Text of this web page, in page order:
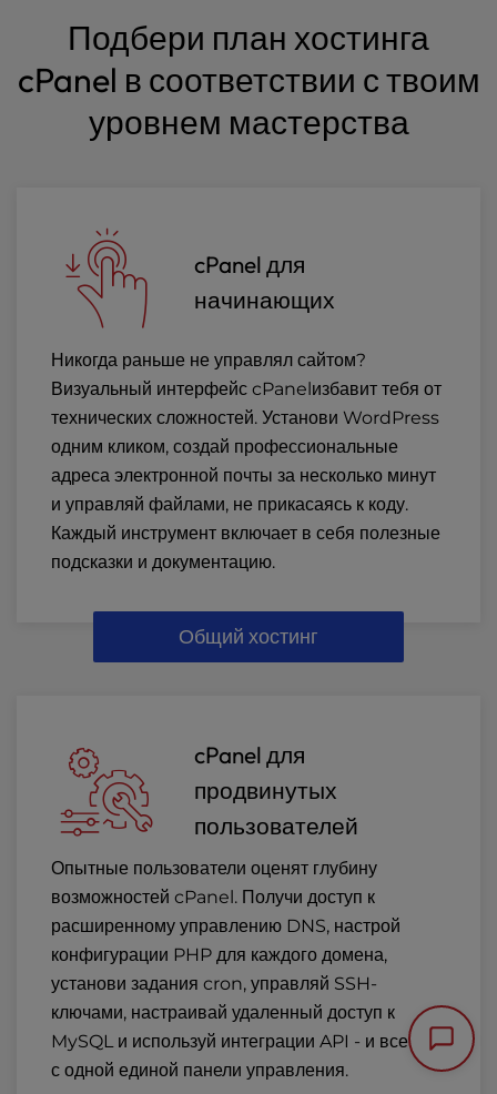
Подбери план хостинга
cPanel в соответствии с твоим
уровнем мастерства
cPanel для
начинающих
Никогда раньше не управлял сайтом?
Визуальный интерфейс cPanelизбавит тебя от
технических сложностей. Установи WordPress
одним кликом, создай профессиональные
адреса электронной почты за несколько минут
и управляй файлами, не прикасаясь к коду.
Каждый инструмент включает в себя полезные
подсказки и документацию.
Общий хостинг
cPanel для
продвинутых
пользователей
Опытные пользователи оценят глубину
возможностей cPanel. Получи доступ к
расширенному управлению DNS, настрой
конфигурации PHP для каждого домена,
установи задания cron, управляй SSH-
ключами, настраивай удаленный доступ к
MySQL и используй интеграции API - и все это
с одной единой панели управления.